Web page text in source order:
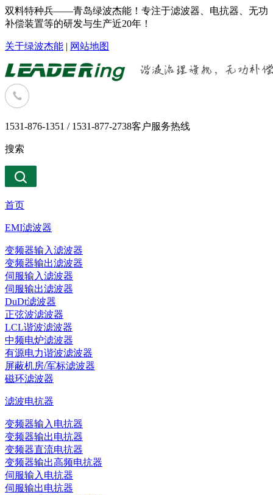
双料特种兵——青岛绿波杰能！专注于滤波器、电抗器、无功
补偿装置等的研发与生产近20年！
关于绿波杰能 | 网站地图
1531-876-1351 / 1531-877-2738客户服务热线
搜索
首页
EMI滤波器
变频器输入滤波器
变频器输出滤波器
伺服输入滤波器
伺服输出滤波器
DuDt滤波器
正弦波滤波器
LCL谐波滤波器
中频电炉滤波器
有源电力谐波滤波器
屏蔽机房/军标滤波器
磁环滤波器
滤波电抗器
变频器输入电抗器
变频器输出电抗器
变频器直流电抗器
变频器输出高频电抗器
伺服输入电抗器
伺服输出电抗器